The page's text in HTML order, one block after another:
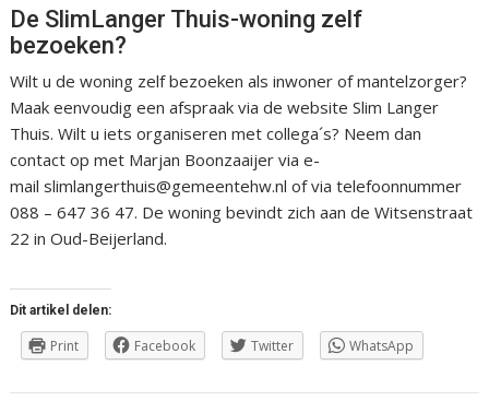
De SlimLanger Thuis-woning zelf
bezoeken?
Wilt u de woning zelf bezoeken als inwoner of mantelzorger?
Maak eenvoudig een afspraak via de website Slim Langer
Thuis. Wilt u iets organiseren met collega´s? Neem dan
contact op met Marjan Boonzaaijer via e-
mail slimlangerthuis@gemeentehw.nl of via telefoonnummer
088 – 647 36 47. De woning bevindt zich aan de Witsenstraat
22 in Oud-Beijerland.
Dit artikel delen:
Print Facebook Twitter WhatsApp